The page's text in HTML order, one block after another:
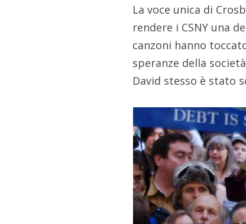
La voce unica di
rendere i CSNY una
canzoni hanno
speranze della
David stesso è stato